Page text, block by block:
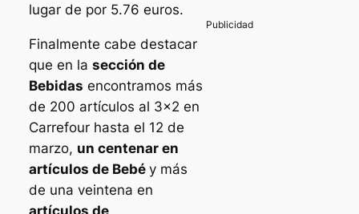
lugar de por 5.76 euros.
Finalmente cabe destacar
que en la sección de
Bebidas encontramos más
de 200 artículos al 3×2 en
Carrefour hasta el 12 de
marzo, un centenar en
artículos de Bebé y más
de una veintena en